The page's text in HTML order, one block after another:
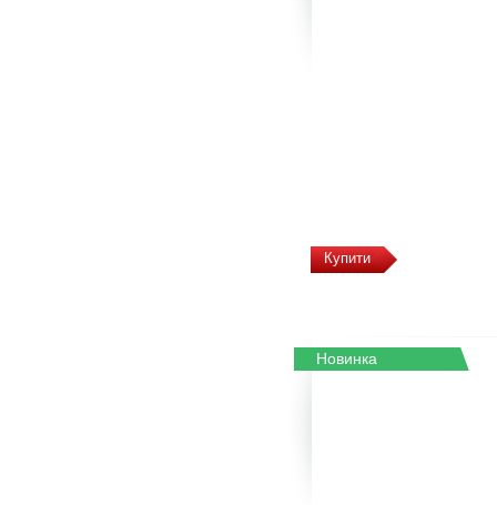
Купити
Новинка